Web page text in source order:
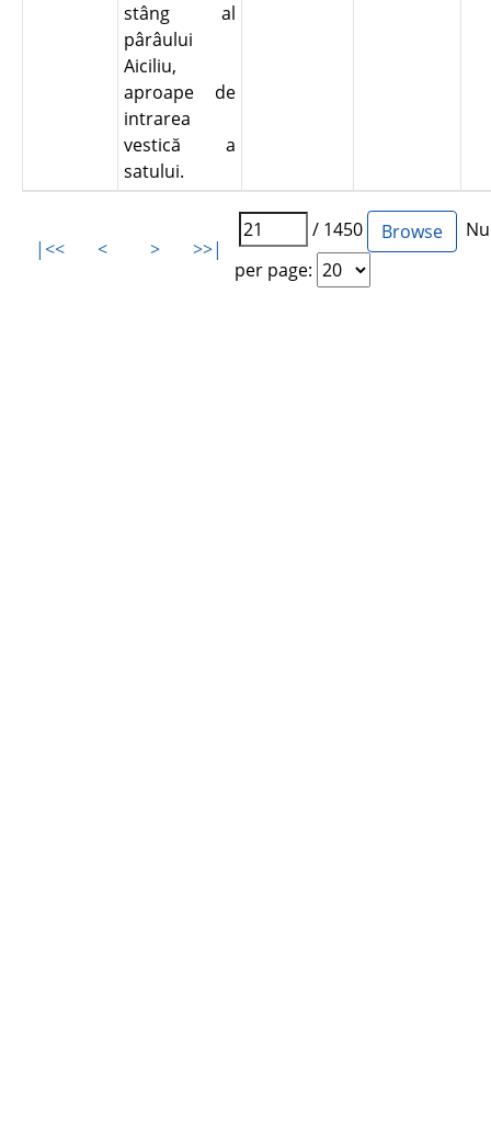
stâng al
pârâului
Aiciliu,
aproape de
intrarea
vestică a
satului.
|<< < > >>|
/ 1450
per page: